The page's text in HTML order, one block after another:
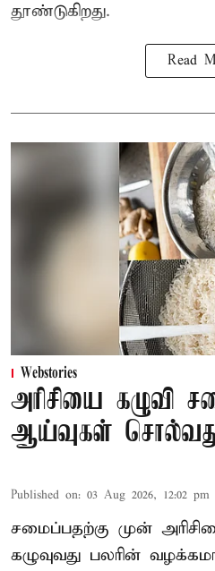
தூண்டுகிறது.
Read
Webstories
அரிசியை கழுவி
ஆய்வுகள்
Published on: 03 Aug 2026, 12:02 pm
சமைப்பதற்கு முன்
கழுவுவது பலரின்